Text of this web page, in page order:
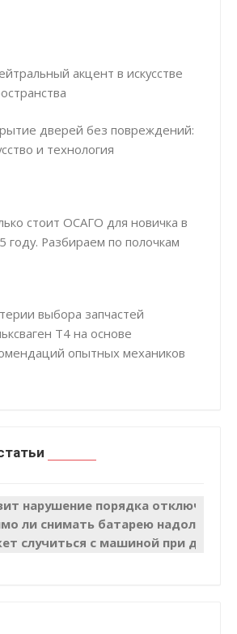
акцент в искусстве
дверей без повреждений:
и технология
стоит ОСАГО для новичка в
году. Разбираем по полочкам
выбора запчастей
Т4 на основе
опытных механиков
нарушение порядка отключения
ли снимать батарею надолго
случиться с машиной при